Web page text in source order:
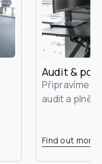
Audit &
Připravíme
audit a
Find out more